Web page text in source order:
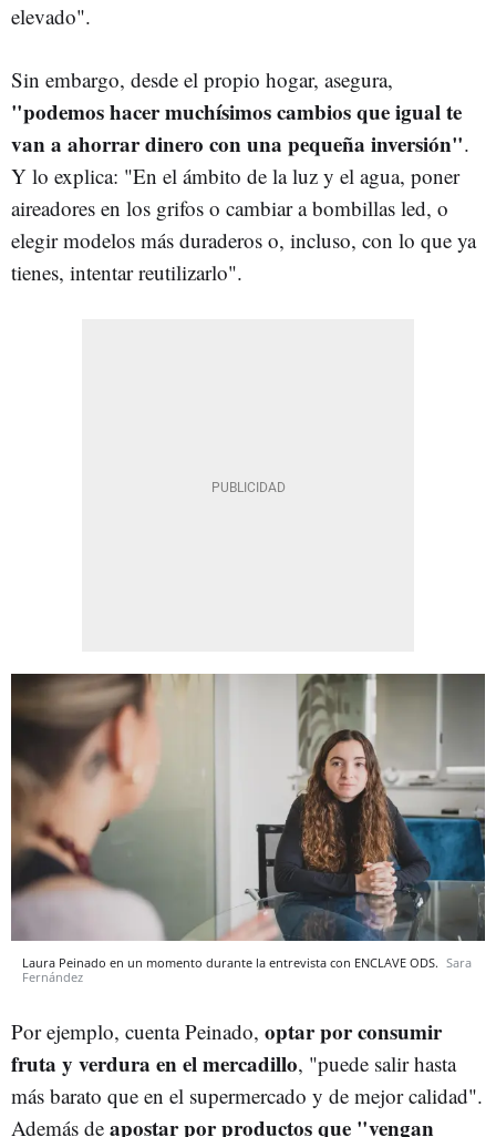
elevado".
Sin embargo, desde el propio hogar, asegura,
"podemos hacer muchísimos cambios que igual te
van a ahorrar dinero con una pequeña inversión".
Y lo explica: "En el ámbito de la luz y el agua, poner
aireadores en los grifos o cambiar a bombillas led, o
elegir modelos más duraderos o, incluso, con lo que ya
tienes, intentar reutilizarlo".
Laura Peinado en un momento durante la entrevista con ENCLAVE ODS. Sara
Fernández
Por ejemplo, cuenta Peinado, optar por consumir
fruta y verdura en el mercadillo, "puede salir hasta
más barato que en el supermercado y de mejor calidad".
Además de apostar por productos que "vengan